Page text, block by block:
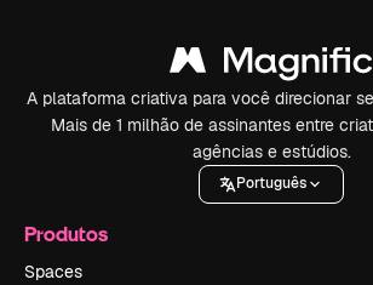
A plataforma criativa para você direcionar
Mais de 1 milhão de assinantes entre
agências e estúdios.
Português
Produtos
Spaces